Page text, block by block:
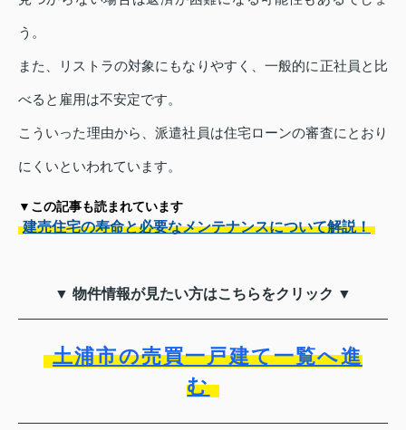
う。
また、リストラの対象にもなりやすく、一般的に正社員と比
べると雇用は不安定です。
こういった理由から、派遣社員は住宅ローンの審査にとおり
にくいといわれています。
▼この記事も読まれています
建売住宅の寿命と必要なメンテナンスについて解説！
▼ 物件情報が見たい方はこちらをクリック ▼
土浦市の売買一戸建て一覧へ進
む